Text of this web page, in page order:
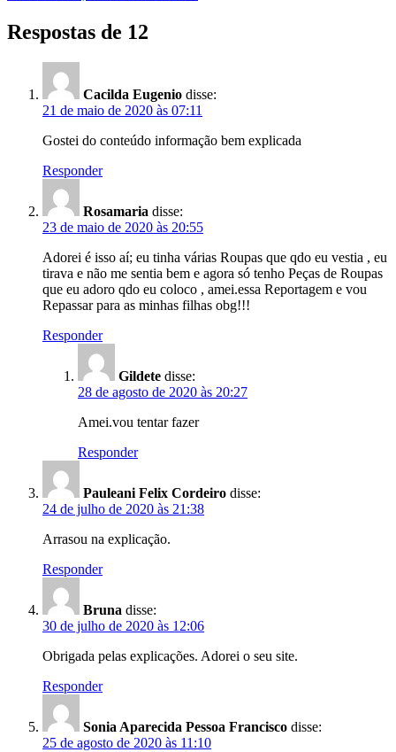
Respostas de 12
Cacilda Eugenio disse:
21 de maio de 2020 às 07:11
Gostei do conteúdo informação bem explicada
Responder
Rosamaria disse:
23 de maio de 2020 às 20:55
Adorei é isso aí; eu tinha várias Roupas que qdo eu vestia , eu
tirava e não me sentia bem e agora só tenho Peças de Roupas
que eu adoro qdo eu coloco , amei.essa Reportagem e vou
Repassar para as minhas filhas obg!!!
Responder
Gildete disse:
28 de agosto de 2020 às 20:27
Amei.vou tentar fazer
Responder
Pauleani Felix Cordeiro disse:
24 de julho de 2020 às 21:38
Arrasou na explicação.
Responder
Bruna disse:
30 de julho de 2020 às 12:06
Obrigada pelas explicações. Adorei o seu site.
Responder
Sonia Aparecida Pessoa Francisco disse:
25 de agosto de 2020 às 11:10